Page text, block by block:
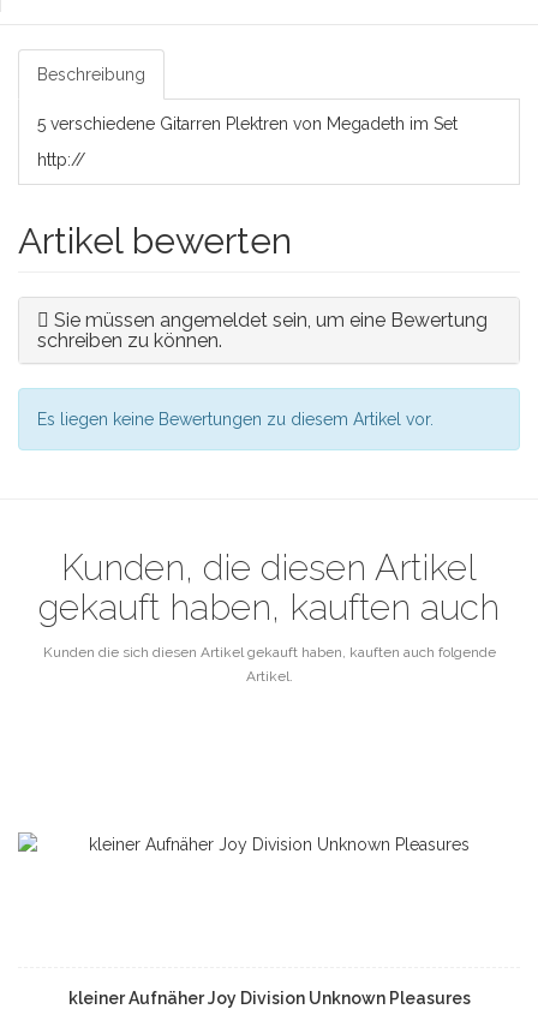
Beschreibung
5 verschiedene Gitarren Plektren von Megadeth im Set
http://
Artikel bewerten
Sie müssen angemeldet sein, um eine Bewertung
schreiben zu können.
Es liegen keine Bewertungen zu diesem Artikel vor.
Kunden, die diesen Artikel
gekauft haben, kauften auch
Kunden die sich diesen Artikel gekauft haben, kauften auch folgende
Artikel.
kleiner Aufnäher Joy Division Unknown Pleasures